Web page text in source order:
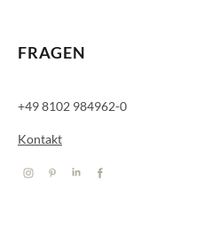
FRAGEN
+49 8102 984962-0
Kontakt